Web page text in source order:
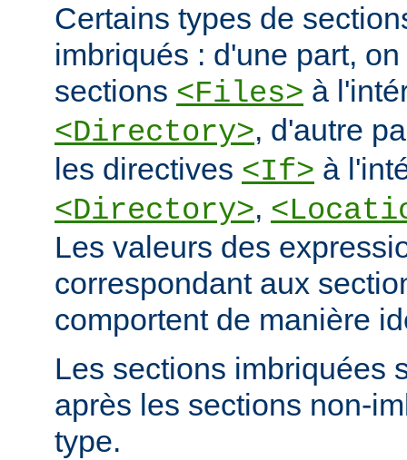
Certains types de
imbriqués : d'une part,
sections <Files> à
<Directory>, d'autre
les directives <If> à
<Directory>,
Les valeurs des
correspondant aux
comportent de manière
Les sections imbriquées
après les sections non-
type.